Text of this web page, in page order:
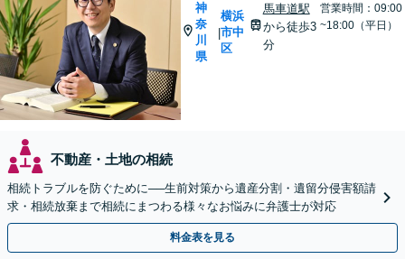
神
奈
川
県
|
横浜
市中
区
馬車道駅
から徒歩3
分
営業時間：09:00
~18:00（平日）
不動産・土地の相続
相続トラブルを防ぐために──生前対策から遺産分割・遺留分侵害額請
求・相続放棄まで相続にまつわる様々なお悩みに弁護士が対応
料金表を見る